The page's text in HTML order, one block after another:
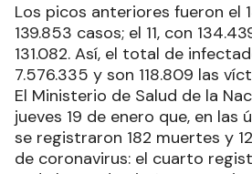
Los picos anteriores fueron el
139.853 casos; el 11, con
131.082. Así, el total de
7.576.335 y son 118.809 las
El Ministerio de Salud de la
jueves 19 de enero que, en las
se registraron 182 muertes y
de coronavirus: el cuarto